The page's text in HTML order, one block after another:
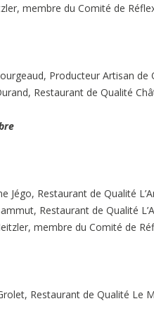
membre du Comité de
Producteur Artisan de
Restaurant de Qualité
Jégo, Restaurant de Qualité
Restaurant de Qualité
membre du Comité de
Restaurant de Qualité Le